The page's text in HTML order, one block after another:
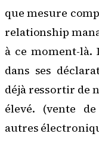
que mesure
relationship
à ce moment-
dans ses
déjà ressortir de
élevé. (vente
autres